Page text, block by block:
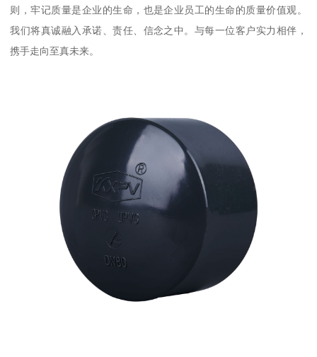
则，牢记质量是企业的生命，也是企业员工的生命的质量价值观。
我们将真诚融入承诺、责任、信念之中。与每一位客户实力相伴，
携手走向至真未来。